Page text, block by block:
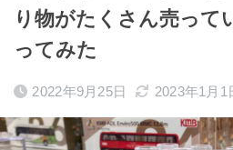
り物がたくさん売って
ってみた
2022年9月25日 2023年1月1